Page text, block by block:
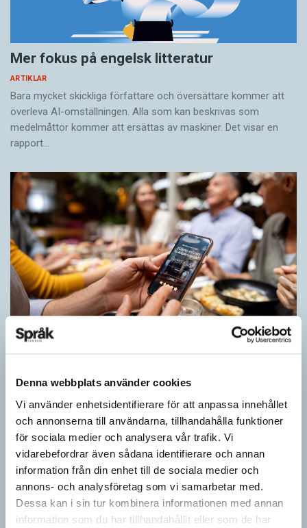
Denna webbplats använder cookies
Vi använder enhetsidentifierare för att anpassa innehållet
och annonserna till användarna, tillhandahålla funktioner
för sociala medier och analysera vår trafik. Vi
vidarebefordrar även sådana identifierare och annan
information från din enhet till de sociala medier och
annons- och analysföretag som vi samarbetar med.
Dessa kan i sin tur kombinera informationen med annan
information som du har tillhandahållit eller som de har
Mer fokus på engelsk litteratur
ARTIKLAR
Bara mycket skickliga författare och översättare ­kommer att
överleva AI-omställningen. Alla som kan beskrivas som
medelmåttor kommer att ersättas av maskiner. Det visar en
rapport…
Först se en bild. Sedan gissa ordet för det bilden föreställer för
att därefter få det rätta svaret. Det inslaget finns i flera
populära appar…